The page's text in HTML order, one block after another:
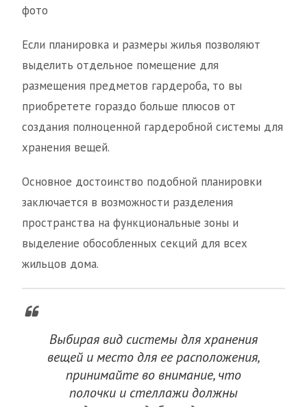
фото
Если планировка и размеры жилья позволяют
выделить отдельное помещение для
размещения предметов гардероба, то вы
приобретете гораздо больше плюсов от
создания полноценной гардеробной системы для
хранения вещей.
Основное достоинство подобной планировки
заключается в возможности разделения
пространства на функциональные зоны и
выделение обособленных секций для всех
жильцов дома.
Выбирая вид системы для хранения
вещей и место для ее расположения,
принимайте во внимание, что
полочки и стеллажи должны